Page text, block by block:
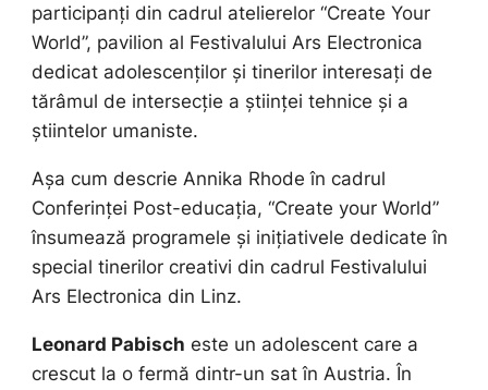
participanți din cadrul atelierelor “Create Your
World”, pavilion al Festivalului Ars Electronica
dedicat adolescenților și tinerilor interesați de
tărâmul de intersecție a științei tehnice și a
știintelor umaniste.
Așa cum descrie Annika Rhode în cadrul
Conferinței Post-educația, “Create your World”
însumează programele și inițiativele dedicate în
special tinerilor creativi din cadrul Festivalului
Ars Electronica din Linz.
Leonard Pabisch este un adolescent care a
crescut la o fermă dintr-un sat în Austria. În